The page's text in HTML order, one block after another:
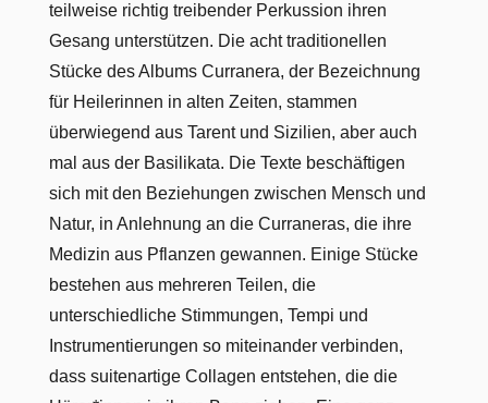
teilweise richtig treibender Perkussion ihren
Gesang unterstützen. Die acht traditionellen
Stücke des Albums Curranera, der Bezeichnung
für Heilerinnen in alten Zeiten, stammen
überwiegend aus Tarent und Sizilien, aber auch
mal aus der Basilikata. Die Texte beschäftigen
sich mit den Beziehungen zwischen Mensch und
Natur, in Anlehnung an die Curraneras, die ihre
Medizin aus Pflanzen gewannen. Einige Stücke
bestehen aus mehreren Teilen, die
unterschiedliche Stimmungen, Tempi und
Instrumentierungen so miteinander verbinden,
dass suitenartige Collagen entstehen, die die